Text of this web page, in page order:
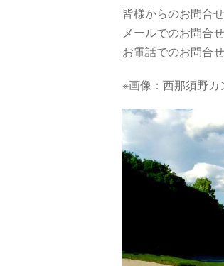
皆様からのお問合
メールでのお問合
お電話でのお問合
※画像：西那須野カ